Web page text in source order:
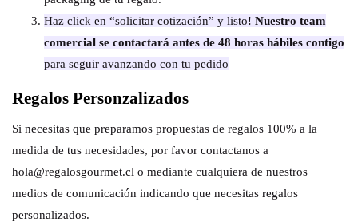
Haz click en “solicitar cotización” y listo! Nuestro team
comercial se contactará antes de 48 horas hábiles contigo
para seguir avanzando con tu pedido
Regalos Personzalizados
Si necesitas que preparamos propuestas de regalos 100% a la
medida de tus necesidades, por favor contactanos a
hola@regalosgourmet.cl o mediante cualquiera de nuestros
medios de comunicación indicando que necesitas regalos
personalizados.